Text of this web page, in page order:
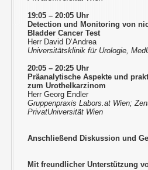
19:05 – 20:05 Uhr
Detection und Monitoring von
Bladder Cancer Test
Herr David D‘Andrea
Universitätsklinik für Urologie,
20:05 – 20:25 Uhr
Präanalytische Aspekte und
zum Urothelkarzinom
Herr Georg Endler
Gruppenpraxis Labors.at Wien;
PrivatUniversität Wien
Anschließend Diskussion und
Mit freundlicher Unterstützung